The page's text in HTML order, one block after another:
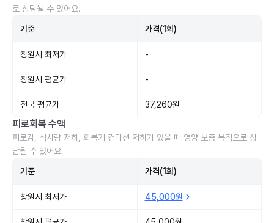
로 상담될 수 있어요.
기준 가격(1회)
창원시 최저가 -
창원시 평균가 -
전국 평균가 37,260원
피로회복 수액
피로감, 식사량 저하, 회복기 컨디션 저하가 있을 때 영양 보충 목적으로 상
담될 수 있어요.
기준 가격(1회)
창원시 최저가 45,000원